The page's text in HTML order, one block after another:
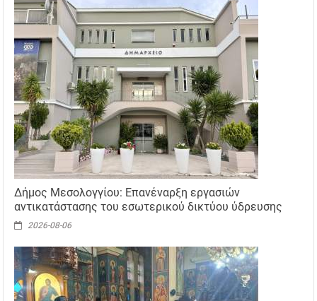
Δήμος Μεσολογγίου: Επανέναρξη εργασιών
αντικατάστασης του εσωτερικού δικτύου ύδρευσης
2026-08-06